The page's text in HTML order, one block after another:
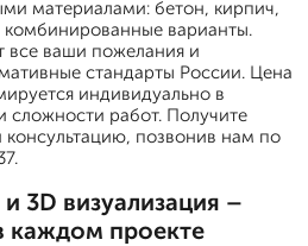
материалами: бетон, кирпич,
комбинированные варианты.
все ваши пожелания и
стандарты России. Цена
индивидуально в
сложности работ. Получите
консультацию, позвонив нам по
3D визуализация –
каждом проекте